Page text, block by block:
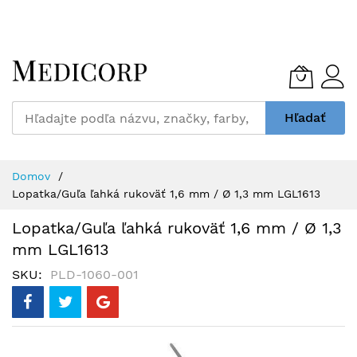
to
Content
Hľadať
Domov
Lopatka/Guľa ľahká rukoväť 1,6 mm / Ø 1,3 mm LGL1613
Lopatka/Guľa ľahká rukoväť 1,6 mm / Ø 1,3
mm LGL1613
SKU PLD-1060-001